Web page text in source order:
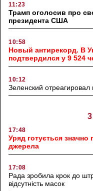
11:23
Трамп оголосив про
президента США
10:58
Новый антирекорд. В
подтвердился у 9 524
10:12
Зеленский
17:48
Уряд готується значно
джерела
17:08
Рада зробила крок до
відсутність масок